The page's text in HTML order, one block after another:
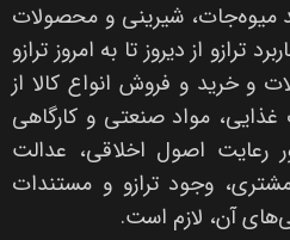
میوه‌جات، شیرینی و محصولات
ترازو از دیروز تا به امروز ترازو
و خرید و فروش انواع کالا از
مواد صنعتی و کارگاهی
اصول اخلاقی، عدالت
وجود ترازو و مستندات
آن، لازم است.